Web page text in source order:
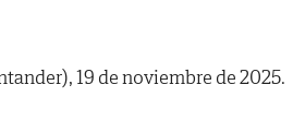
19 de noviembre de 2025.